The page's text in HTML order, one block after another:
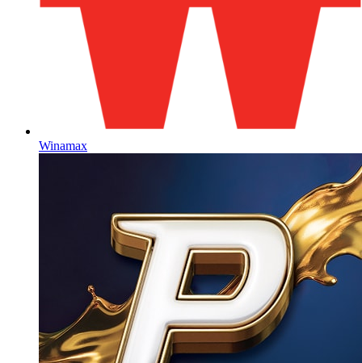
Winamax